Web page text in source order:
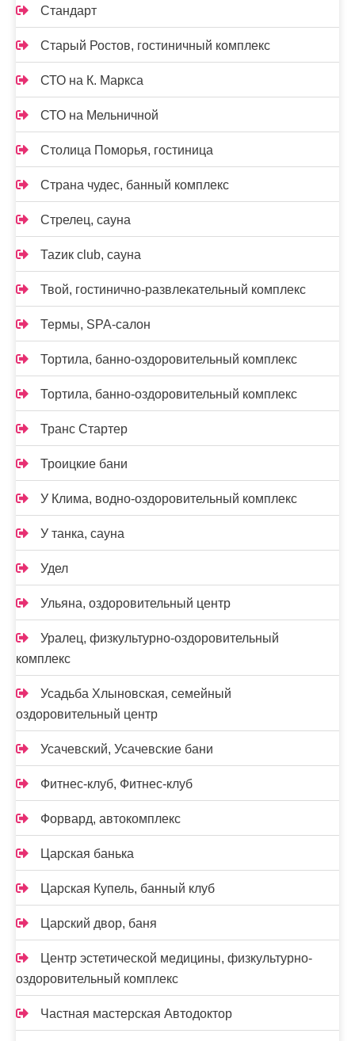
Стандарт
Старый Ростов, гостиничный комплекс
СТО на К. Маркса
СТО на Мельничной
Столица Поморья, гостиница
Страна чудес, банный комплекс
Стрелец, сауна
Таzик club, сауна
Твой, гостинично-развлекательный комплекс
Термы, SPA-салон
Тортила, банно-оздоровительный комплекс
Тортила, банно-оздоровительный комплекс
Транс Стартер
Троицкие бани
У Клима, водно-оздоровительный комплекс
У танка, сауна
Удел
Ульяна, оздоровительный центр
Уралец, физкультурно-оздоровительный
комплекс
Усадьба Хлыновская, семейный
оздоровительный центр
Усачевский, Усачевские бани
Фитнес-клуб, Фитнес-клуб
Форвард, автокомплекс
Царская банька
Царская Купель, банный клуб
Царский двор, баня
Центр эстетической медицины, физкультурно-
оздоровительный комплекс
Частная мастерская Автодоктор